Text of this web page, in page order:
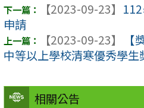
相關公告
【2023-09-23】
申請
【2023-09-23】
中等以上學校清寒優秀學生